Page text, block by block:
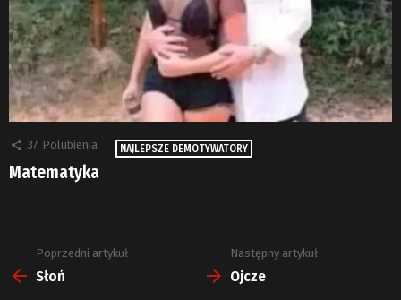
37 Polubienia NAJLEPSZE DEMOTYWATORY
Matematyka
Zobacz
więcej
Poprzedni artykuł
Słoń
Następny artykuł
Ojcze